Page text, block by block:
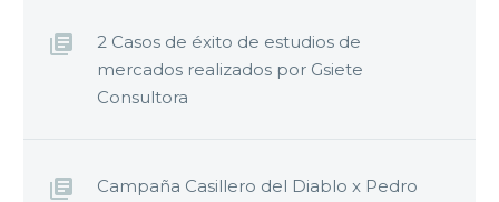
2 Casos de éxito de estudios de
mercados realizados por Gsiete
Consultora
Campaña Casillero del Diablo x Pedro